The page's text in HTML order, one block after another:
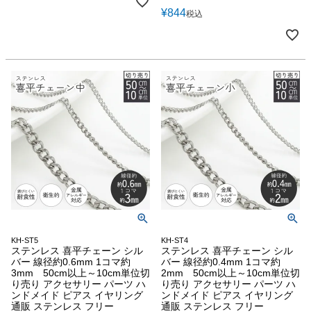
¥844税込
KH-ST5
ステンレス 喜平チェーン シル
バー 線径約0.6mm 1コマ約
3mm 50cm以上～10cm単位切
り売り アクセサリー パーツ ハ
ンドメイド ピアス イヤリング
通販 ステンレス フリー
KH-ST4
ステンレス 喜平チェーン シル
バー 線径約0.4mm 1コマ約
2mm 50cm以上～10cm単位切
り売り アクセサリー パーツ ハ
ンドメイド ピアス イヤリング
通販 ステンレス フリー